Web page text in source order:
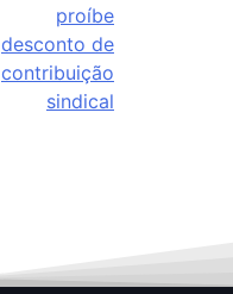
proíbe
desconto de
contribuição
sindical